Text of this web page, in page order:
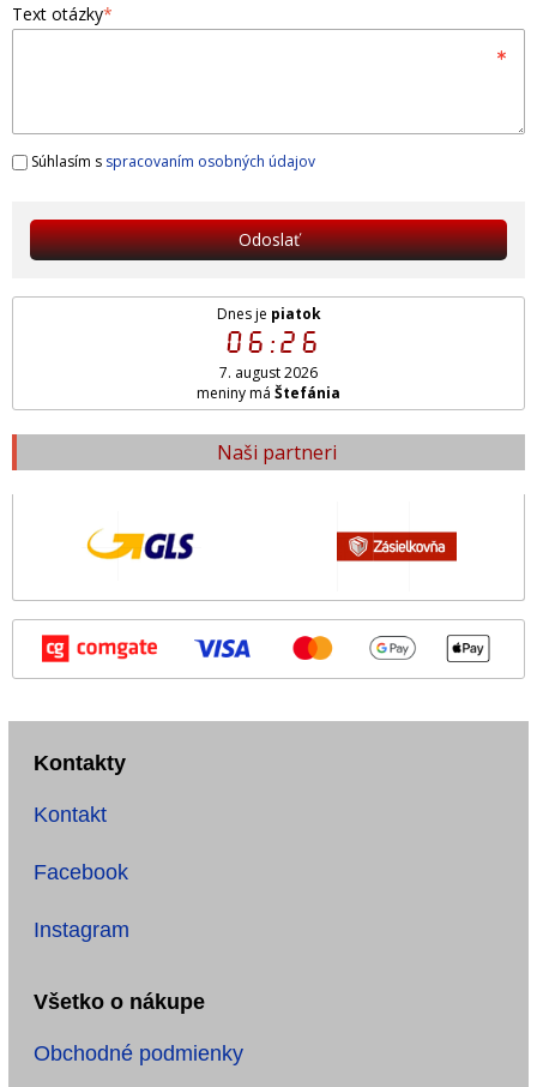
Text otázky*
Súhlasím s spracovaním osobných údajov
Odoslať
Dnes je piatok
06:26
7. august 2026
meniny má Štefánia
Naši partneri
Kontakty
Kontakt
Facebook
Instagram
Všetko o nákupe
Obchodné podmienky